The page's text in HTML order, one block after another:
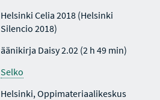
Helsinki Celia 2018 (Helsinki
Silencio 2018)
äänikirja Daisy 2.02 (2 h 49 min)
Selko
Helsinki, Oppimateriaalikeskus